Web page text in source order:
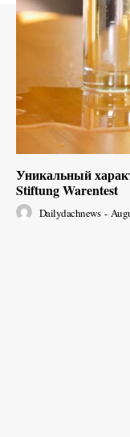
Уникальный
Stiftung Warentest
Dailydachnews -